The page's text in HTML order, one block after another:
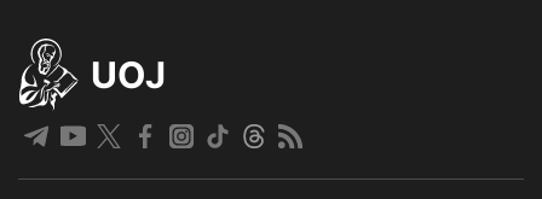
UOJ